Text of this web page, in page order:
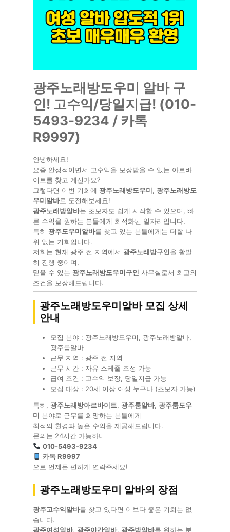
광주노래방도우미 알바 구
인! 고수익/당일지급! (010-
5493-9234 / 카톡
R9997)
안녕하세요!
요즘 안정적이면서 고수익을 보장받을 수 있는 아르바
이트를 찾고 계신가요?
그렇다면 이번 기회에 광주노래방도우미, 광주노래방도
우미알바로 도전해보세요!
광주노래방알바는 초보자도 쉽게 시작할 수 있으며, 빠
른 수익을 원하는 분들에게 최적화된 일자리입니다.
특히 광주도우미알바를 찾고 있는 분들에게는 더할 나
위 없는 기회입니다.
저희는 현재 광주 전 지역에서 광주노래방구인을 활발
히 진행 중이며,
믿을 수 있는 광주노래방도우미구인 사무실로서 최고의
조건을 보장해드립니다.
광주노래방도우미알바 모집 상세
안내
모집 분야 : 광주노래방도우미, 광주노래방알바,
광주룸알바
근무 지역 : 광주 전 지역
근무 시간 : 자유 스케줄 조정 가능
급여 조건 : 고수익 보장, 당일지급 가능
모집 대상 : 20세 이상 여성 누구나 (초보자 가능)
특히, 광주노래방아르바이트, 광주룸알바, 광주룸도우
미 분야로 근무를 희망하는 분들에게
최적의 환경과 높은 수익을 제공해드립니다.
문의는 24시간 가능하니
010-5493-9234
카톡 R9997
으로 언제든 편하게 연락주세요!
광주노래방도우미 알바의 장점
광주고수익알바를 찾고 있다면 이보다 좋은 기회는 없
습니다.
광주여성알바, 광주야간알바, 광주밤알바를 원하는 분